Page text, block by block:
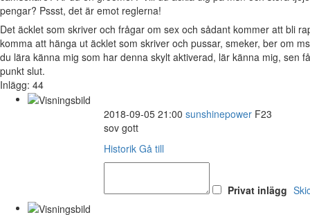
pengar? Pssst, det är emot reglerna!
Det äcklet som skriver och frågar om sex och sådant kommer att bli
komma att hänga ut äcklet som skriver och pussar, smeker, ber om
du lära känna mig som har denna skylt aktiverad, lär känna mig,
punkt slut.
Inlägg: 44
2018-09-05 21:00 sunshinepower F23
sov gott
Historik Gå till
Privat inlägg